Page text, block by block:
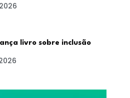
livro sobre inclusão